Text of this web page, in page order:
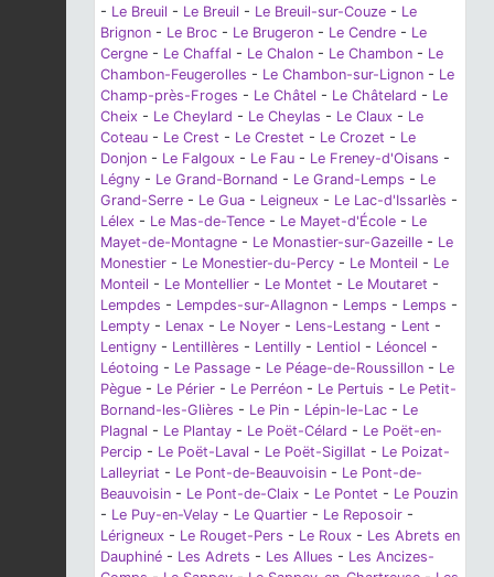
- Le Breuil - Le Breuil - Le Breuil-sur-Couze - Le
Brignon - Le Broc - Le Brugeron - Le Cendre - Le
Cergne - Le Chaffal - Le Chalon - Le Chambon - Le
Chambon-Feugerolles - Le Chambon-sur-Lignon - Le
Champ-près-Froges - Le Châtel - Le Châtelard - Le
Cheix - Le Cheylard - Le Cheylas - Le Claux - Le
Coteau - Le Crest - Le Crestet - Le Crozet - Le
Donjon - Le Falgoux - Le Fau - Le Freney-d'Oisans -
Légny - Le Grand-Bornand - Le Grand-Lemps - Le
Grand-Serre - Le Gua - Leigneux - Le Lac-d'Issarlès -
Lélex - Le Mas-de-Tence - Le Mayet-d'École - Le
Mayet-de-Montagne - Le Monastier-sur-Gazeille - Le
Monestier - Le Monestier-du-Percy - Le Monteil - Le
Monteil - Le Montellier - Le Montet - Le Moutaret -
Lempdes - Lempdes-sur-Allagnon - Lemps - Lemps -
Lempty - Lenax - Le Noyer - Lens-Lestang - Lent -
Lentigny - Lentillères - Lentilly - Lentiol - Léoncel -
Léotoing - Le Passage - Le Péage-de-Roussillon - Le
Pègue - Le Périer - Le Perréon - Le Pertuis - Le Petit-
Bornand-les-Glières - Le Pin - Lépin-le-Lac - Le
Plagnal - Le Plantay - Le Poët-Célard - Le Poët-en-
Percip - Le Poët-Laval - Le Poët-Sigillat - Le Poizat-
Lalleyriat - Le Pont-de-Beauvoisin - Le Pont-de-
Beauvoisin - Le Pont-de-Claix - Le Pontet - Le Pouzin
- Le Puy-en-Velay - Le Quartier - Le Reposoir -
Lérigneux - Le Rouget-Pers - Le Roux - Les Abrets en
Dauphiné - Les Adrets - Les Allues - Les Ancizes-